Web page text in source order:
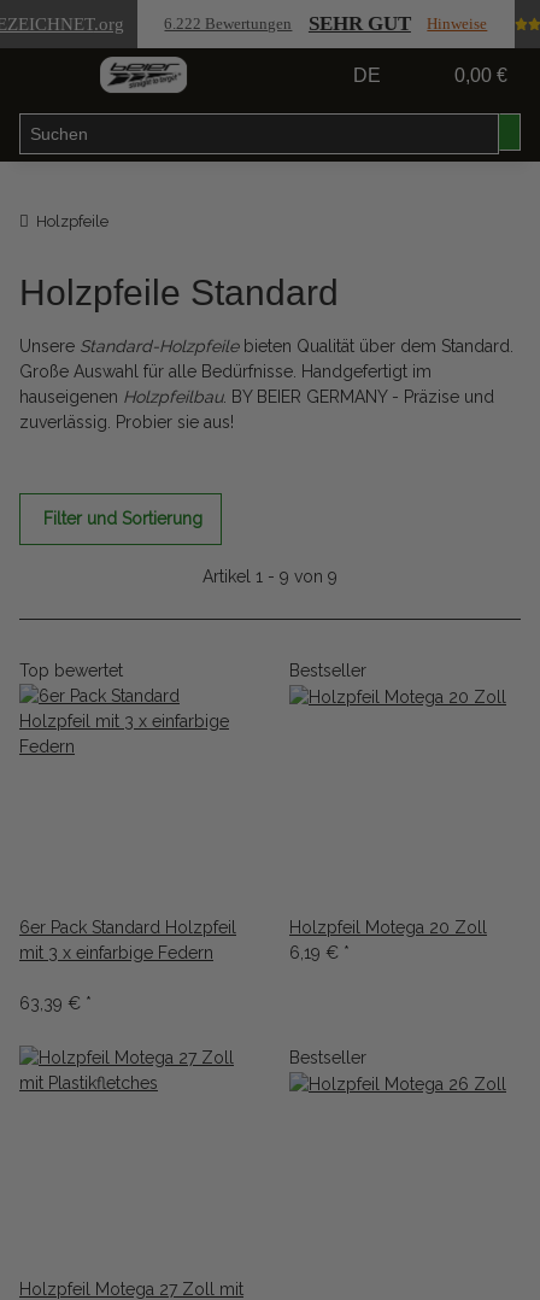
.org 6.222 Bewertungen SEHR GUT Hinweise
DE 0,00 €
Holzpfeile
Holzpfeile Standard
Unsere Standard-Holzpfeilebieten Qualität über dem Standard.
Große Auswahl für alle Bedürfnisse. Handgefertigt im
hauseigenen Holzpfeilbau. BY BEIER GERMANY - Präzise und
zuverlässig. Probier sie aus!
Filter und Sortierung
Artikel 1 - 9 von 9
Top bewertet
6er Pack Standard Holzpfeil
mit 3 x einfarbige Federn
63,39 € *
Bestseller
Holzpfeil Motega 20 Zoll
6,19 € *
Holzpfeil Motega 27 Zoll mit
Bestseller